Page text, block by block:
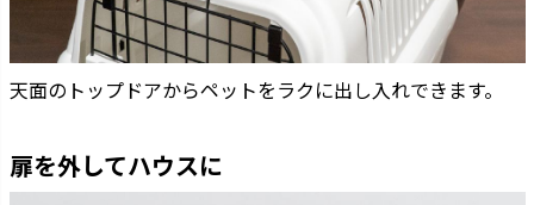
天面のトップドアからペットをラクに出し入れできます。
扉を外してハウスに